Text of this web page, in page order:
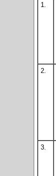
1.
2.
3.